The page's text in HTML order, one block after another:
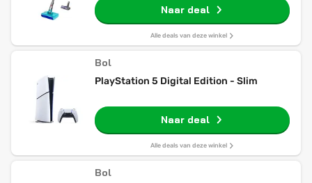
Naar deal
Alle deals van deze winkel
Bol
PlayStation 5 Digital Edition - Slim
Naar deal
Alle deals van deze winkel
Bol